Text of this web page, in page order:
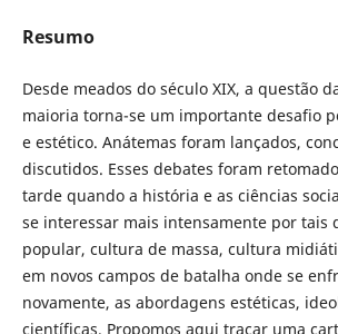
Resumo
Desde meados do século XIX, a questão
maioria torna-se um importante desafio
e estético. Anátemas foram lançados,
discutidos. Esses debates foram
tarde quando a história e as ciências
se interessar mais intensamente por tais
popular, cultura de massa, cultura
em novos campos de batalha onde se
novamente, as abordagens estéticas,
científicas. Propomos aqui traçar uma